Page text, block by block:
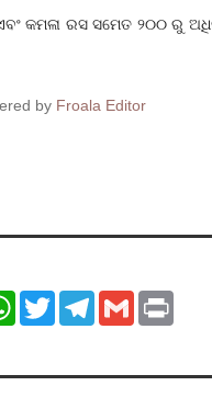
କମଳା ରସ ସମେତ ୨୦୦ ରୁ
by Froala Editor
WhatsApp
TwitterTelegram
Gmail